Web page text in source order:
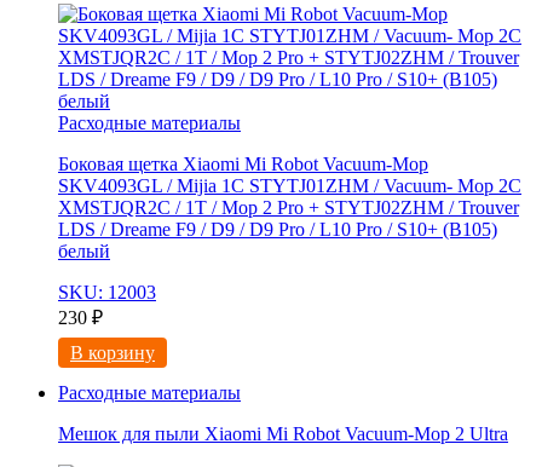
Расходные материалы
Боковая щетка Xiaomi Mi Robot Vacuum-Mop
SKV4093GL / Mijia 1C STYTJ01ZHM / Vacuum- Mop 2C
XMSTJQR2C / 1T / Mop 2 Pro + STYTJ02ZHM / Trouver
LDS / Dreame F9 / D9 / D9 Pro / L10 Pro / S10+ (B105)
белый
SKU: 12003
230 ₽
В корзину
Расходные материалы
Мешок для пыли Xiaomi Mi Robot Vacuum-Mop 2 Ultra